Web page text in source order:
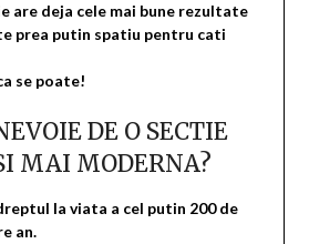
are deja cele mai bune rezultate
prea putin spatiu pentru cati
se poate!
DE O SECTIE
MAI MODERNA?
la viata a cel putin 200 de
an.